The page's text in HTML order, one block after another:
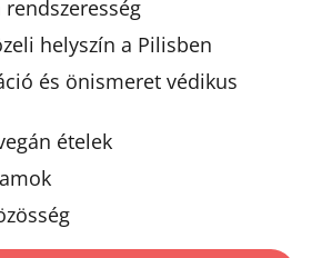
helyszín a Pilisben
és önismeret védikus
ételek